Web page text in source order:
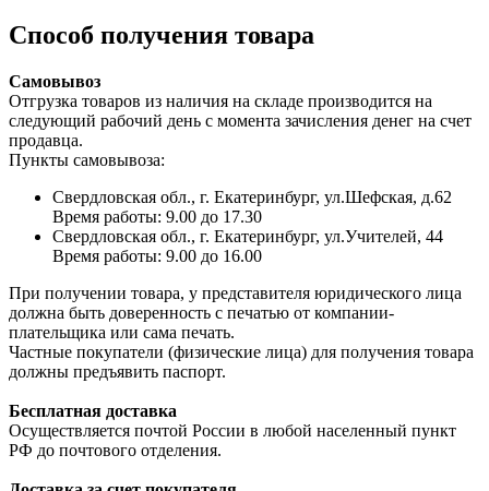
Способ получения товара
Самовывоз
Отгрузка товаров из наличия на складе производится на
следующий рабочий день с момента зачисления денег на счет
продавца.
Пункты самовывоза:
Свердловская обл., г. Екатеринбург, ул.Шефская, д.62
Время работы: 9.00 до 17.30
Свердловская обл., г. Екатеринбург, ул.Учителей, 44
Время работы: 9.00 до 16.00
При получении товара, у представителя юридического лица
должна быть доверенность с печатью от компании-
плательщика или сама печать.
Частные покупатели (физические лица) для получения товара
должны предъявить паспорт.
Бесплатная доставка
Осуществляется почтой России в любой населенный пункт
РФ до почтового отделения.